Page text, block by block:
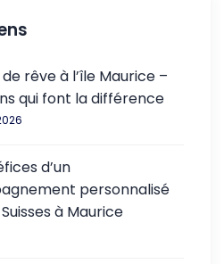
rêve à l’île Maurice –
qui font la différence
d’un
personnalisé
à Maurice